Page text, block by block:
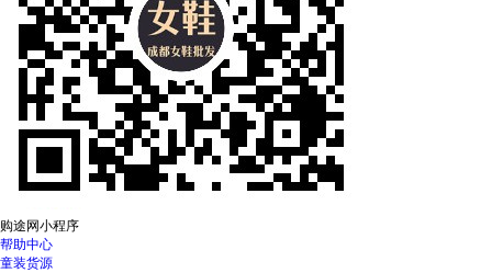
购途网小程序
帮助中心
童装货源